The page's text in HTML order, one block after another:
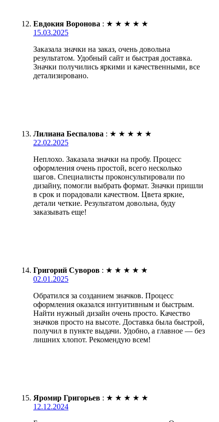
Евдокия Воронова : ★ ★ ★ ★ ★
15.03.2025
Заказала значки на заказ, очень довольна
результатом. Удобный сайт и быстрая доставка.
Значки получились яркими и качественными, все
детализировано.
Лилиана Беспалова : ★ ★ ★ ★ ★
22.02.2025
Неплохо. Заказала значки на пробу. Процесс
оформления очень простой, всего несколько
шагов. Специалисты проконсультировали по
дизайну, помогли выбрать формат. Значки пришли
в срок и порадовали качеством. Цвета яркие,
детали четкие. Результатом довольна, буду
заказывать еще!
Григорий Суворов : ★ ★ ★ ★ ★
02.01.2025
Обратился за созданием значков. Процесс
оформления оказался интуитивным и быстрым.
Найти нужный дизайн очень просто. Качество
значков просто на высоте. Доставка была быстрой,
получил в пункте выдачи. Удобно, а главное — без
лишних хлопот. Рекомендую всем!
Яромир Григорьев : ★ ★ ★ ★ ★
12.12.2024